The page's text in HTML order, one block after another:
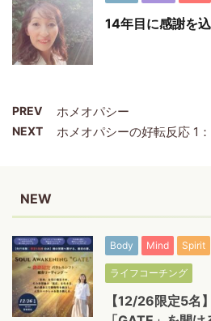
14年目に感謝を込
PREV ホメオパシー
NEXT ホメオパシーの好転反応 1
NEW
Body Mind Spirit
ライフコーチング
【12/26限定5名